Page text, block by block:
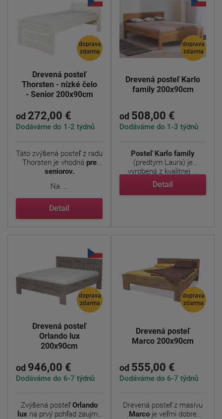
doprava
zdarma
Drevená posteľ
Thorsten - nízké čelo
- Senior 200x90cm
od 272,00 €
Dodáváme do 1-2 týdnů
Táto zvýšená posteľ z radu
Thorsten je vhodná pre
seniorov.
Na ...
Detail
doprava
zdarma
Drevená posteľ Karlo
family 200x90cm
od 508,00 €
Dodáváme do 1-3 týdnů
Posteľ Karlo family
(predtým Laura) je
vyrobená z kvalitnej ...
Detail
doprava
zdarma
Drevená posteľ
Orlando lux
200x90cm
od 946,00 €
Dodáváme do 6-7 týdnů
Zvýšená posteľOrlando
luxna prvý pohľad zaujme
doprava
zdarma
Drevená posteľ
Marco 200x90cm
od 555,00 €
Dodáváme do 6-7 týdnů
Drevená posteľ z masívu
Marco je veľmi dobre